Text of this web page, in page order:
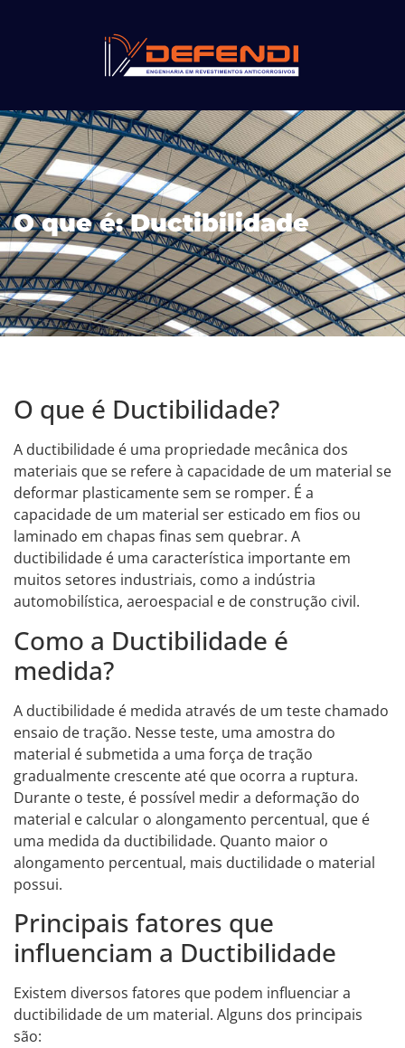
O que é: Ductibilidade
O que é Ductibilidade?
A ductibilidade é uma propriedade mecânica dos
materiais que se refere à capacidade de um material se
deformar plasticamente sem se romper. É a
capacidade de um material ser esticado em fios ou
laminado em chapas finas sem quebrar. A
ductibilidade é uma característica importante em
muitos setores industriais, como a indústria
automobilística, aeroespacial e de construção civil.
Como a Ductibilidade é
medida?
A ductibilidade é medida através de um teste chamado
ensaio de tração. Nesse teste, uma amostra do
material é submetida a uma força de tração
gradualmente crescente até que ocorra a ruptura.
Durante o teste, é possível medir a deformação do
material e calcular o alongamento percentual, que é
uma medida da ductibilidade. Quanto maior o
alongamento percentual, mais ductilidade o material
possui.
Principais fatores que
influenciam a Ductibilidade
Existem diversos fatores que podem influenciar a
ductibilidade de um material. Alguns dos principais
são: